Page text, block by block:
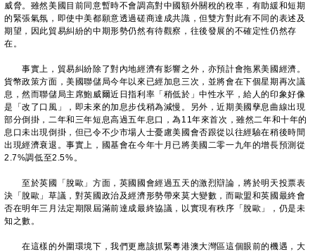
威脅。雖然美國目前同意暫時不會調高對中國額外關稅的稅率，有助緩和短期
的緊張氣氛，即使中美都願意透過磋商達成共識，但雙方對此有不同的表述及
期望，因此貿易糾紛的中期形勢仍然有待觀察，往後發展的不確定性仍然存
在。
事實上，貿易糾紛除了對內地經濟有影響之外，亦預計會拖累美國經濟。
貨幣政策方面，美國聯儲局今年以來已經加息三次，並將會在下個星期再次議
息，然而聯儲局主席鮑威爾近日指利率「稍低於」中性水平，給人的印象好像
是「改了口風」，即未來的加息步伐稍為減慢。另外，近期美國孳息曲線出現
部分倒掛，二年和三年短息高過五年息口，為11年來首次，雖然二年和十年的
息口未出現倒掛，但已令不少市場人士憂慮美國會否跟從以往經驗在稍後時間
出現經濟衰退。事實上，國基會在今年十月已將美國二零一九年的增長預測從
2.7%調低至2.5%。
至於英國「脫歐」方面，英國國會經過五天的激烈辯論，將於明天投票表
決「脫歐」草議，對英國政治及經濟形勢帶來莫大變數，而歐盟和英國最終會
否在明年三月法定期限屆滿前達成最終協議，以實現有秩序「脫歐」，仍是未
知之數。
在這樣的外圍環境下，我們更應該抓緊粵港澳大灣區這個眼前的機遇，大